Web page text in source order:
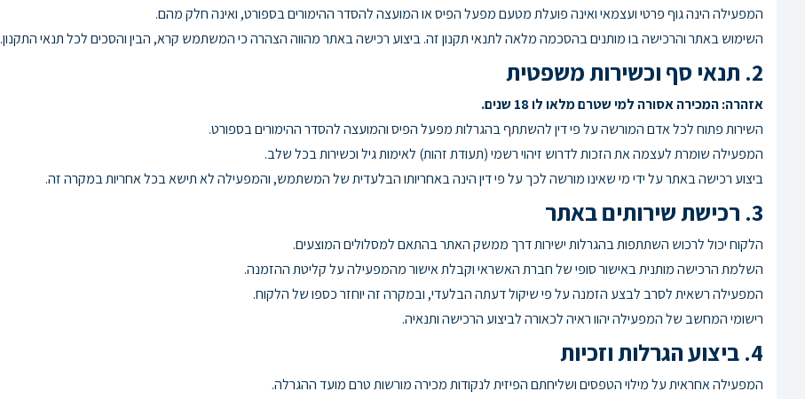
המפעילה הינה גוף פרטי ועצמאי ואינה פועלת מטעם מפעל הפיס או המועצה להסדר ההימורים בספורט, ואינה חלק מהם.
השימוש באתר והרכישה בו מותנים בהסכמה מלאה לתנאי תקנון זה. ביצוע רכישה באתר מהווה הצהרה כי המשתמש קרא, הבין והסכים לכל תנאי התקנון.
2. תנאי סף וכשירות משפטית
אזהרה: המכירה אסורה למי שטרם מלאו לו 18 שנים.
השירות פתוח לכל אדם המורשה על פי דין להשתתף בהגרלות מפעל הפיס והמועצה להסדר ההימורים בספורט.
המפעילה שומרת לעצמה את הזכות לדרוש זיהוי רשמי (תעודת זהות) לאימות גיל וכשירות בכל שלב.
ביצוע רכישה באתר על ידי מי שאינו מורשה לכך על פי דין הינה באחריותו הבלעדית של המשתמש, והמפעילה לא תישא בכל אחריות במקרה זה.
3. רכישת שירותים באתר
הלקוח יכול לרכוש השתתפות בהגרלות ישירות דרך ממשק האתר בהתאם למסלולים המוצעים.
השלמת הרכישה מותנית באישור סופי של חברת האשראי וקבלת אישור מהמפעילה על קליטת ההזמנה.
המפעילה רשאית לסרב לבצע הזמנה על פי שיקול דעתה הבלעדי, ובמקרה זה יוחזר כספו של הלקוח.
רישומי המחשב של המפעילה יהוו ראיה לכאורה לביצוע הרכישה ותנאיה.
4. ביצוע הגרלות וזכיות
המפעילה אחראית על מילוי הטפסים ושליחתם הפיזית לנקודות מכירה מורשות טרם מועד ההגרלה.